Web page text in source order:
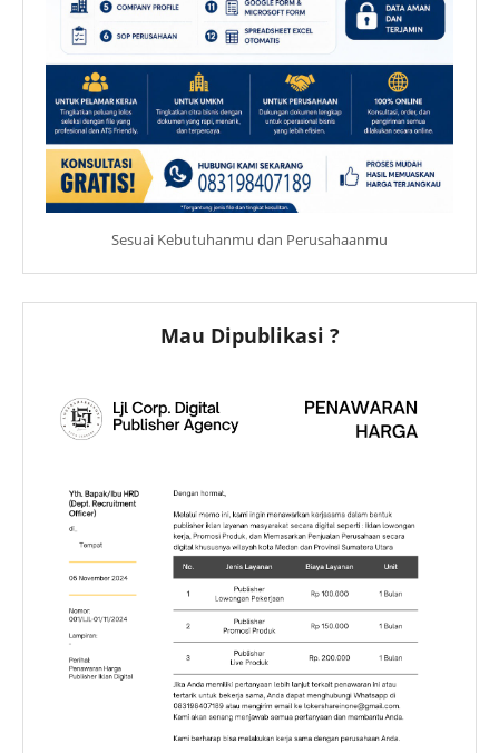
Sesuai Kebutuhanmu dan Perusahaanmu
Mau Dipublikasi ?